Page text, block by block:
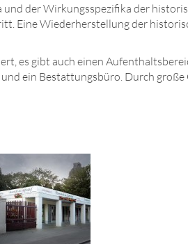
der Wirkungsspezifika der
Eine Wiederherstellung der
es gibt auch einen
ein Bestattungsbüro. Durch